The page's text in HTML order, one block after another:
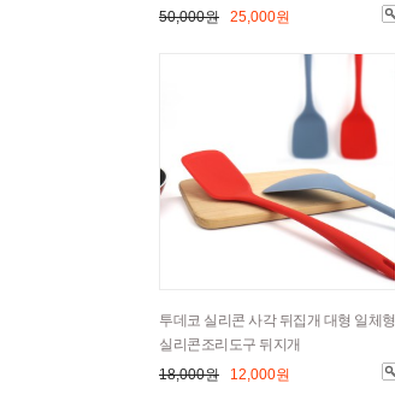
50,000원 25,000원
투데코 실리콘 사각 뒤집개 대형 일체형
실리콘조리도구 뒤지개
18,000원 12,000원